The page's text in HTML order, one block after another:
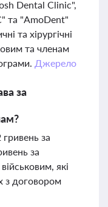
Dental Clinic",
та "AmoDent"
та хірургічні
та членам
Джерело
за
за
за
які
з договором